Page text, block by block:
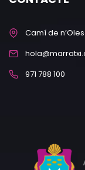
Camí de
971 788 100